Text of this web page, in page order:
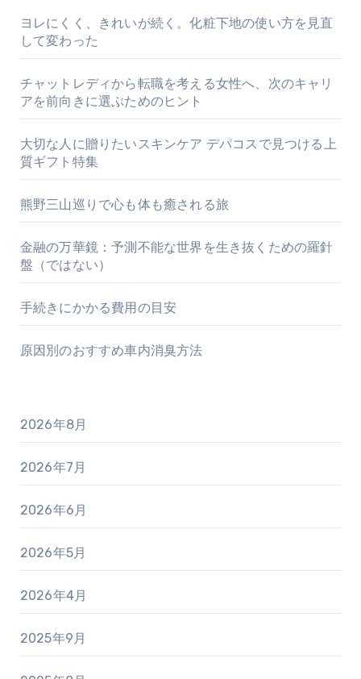
ヨレにくく、きれいが続く。化粧下地の使い方を見直
して変わった
チャットレディから転職を考える女性へ、次のキャリ
アを前向きに選ぶためのヒント
大切な人に贈りたいスキンケア デパコスで見つける上
質ギフト特集
熊野三山巡りで心も体も癒される旅
金融の万華鏡：予測不能な世界を生き抜くための羅針
盤（ではない）
手続きにかかる費用の目安
原因別のおすすめ車内消臭方法
2026年8月
2026年7月
2026年6月
2026年5月
2026年4月
2025年9月